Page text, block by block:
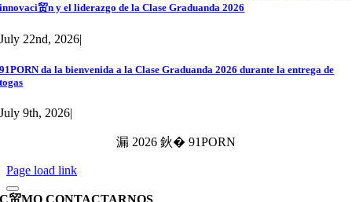
innovaci贸n y el liderazgo de la Clase Graduanda 2026
July 22nd, 2026|
91PORN da la bienvenida a la Clase Graduanda 2026 durante la entrega de
togas
July 9th, 2026|
漏 2026 鈥� 91PORN
Page load link